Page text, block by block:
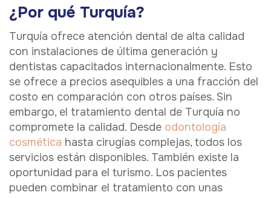
¿Por qué Turquía?
Turquía ofrece atención dental de alta calidad
con instalaciones de última generación y
dentistas capacitados internacionalmente. Esto
se ofrece a precios asequibles a una fracción del
costo en comparación con otros países. Sin
embargo, el tratamiento dental de Turquía no
compromete la calidad. Desde odontología
cosmética hasta cirugías complejas, todos los
servicios están disponibles. También existe la
oportunidad para el turismo. Los pacientes
pueden combinar el tratamiento con unas